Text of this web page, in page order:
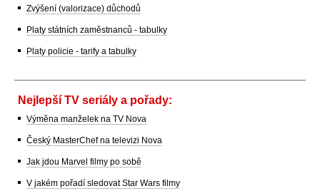
Zvýšení (valorizace) důchodů
Platy státních zaměstnanců - tabulky
Platy policie - tarify a tabulky
Nejlepší TV seriály a pořady:
Výměna manželek na TV Nova
Český MasterChef na televizi Nova
Jak jdou Marvel filmy po sobě
V jakém pořadí sledovat Star Wars filmy